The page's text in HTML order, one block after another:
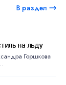
В раздел
на льду
Горшкова